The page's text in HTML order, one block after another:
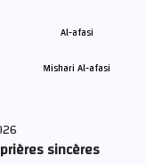
Mishari Al-afasi
sincères